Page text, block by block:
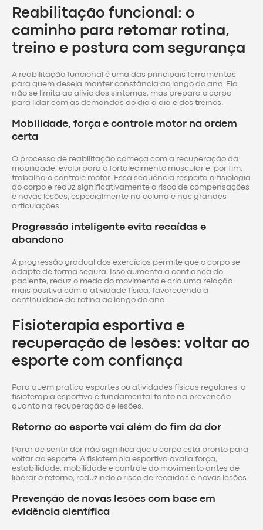
Reabilitação funcional: o
caminho para retomar rotina,
treino e postura com segurança
A reabilitação funcional é uma das principais ferramentas
para quem deseja manter constância ao longo do ano. Ela
não se limita ao alívio dos sintomas, mas prepara o corpo
para lidar com as demandas do dia a dia e dos treinos.
Mobilidade, força e controle motor na ordem
certa
O processo de reabilitação começa com a recuperação da
mobilidade, evolui para o fortalecimento muscular e, por fim,
trabalha o controle motor. Essa sequência respeita a fisiologia
do corpo e reduz significativamente o risco de compensações
e novas lesões, especialmente na coluna e nas grandes
articulações.
Progressão inteligente evita recaídas e
abandono
A progressão gradual dos exercícios permite que o corpo se
adapte de forma segura. Isso aumenta a confiança do
paciente, reduz o medo do movimento e cria uma relação
mais positiva com a atividade física, favorecendo a
continuidade da rotina ao longo do ano.
Fisioterapia esportiva e
recuperação de lesões: voltar ao
esporte com confiança
Para quem pratica esportes ou atividades físicas regulares, a
fisioterapia esportiva é fundamental tanto na prevenção
quanto na recuperação de lesões.
Retorno ao esporte vai além do fim da dor
Parar de sentir dor não significa que o corpo está pronto para
voltar ao esporte. A fisioterapia esportiva avalia força,
estabilidade, mobilidade e controle do movimento antes de
liberar o retorno, reduzindo o risco de recaídas e novas lesões.
Prevenção de novas lesões com base em
evidência científica